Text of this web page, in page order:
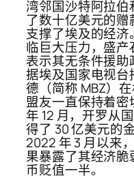
湾邻国沙特阿拉
了数十亿美元的
支撑了埃及的经
临巨大压力，盛
表示其无条件援
据埃及国家电视台
德（简称 MBZ）
盟友一直保持着
年 12 月，开罗从
得了 30 亿美元的
2022 年 3 月以来
果暴露了其经济
币贬值一半。